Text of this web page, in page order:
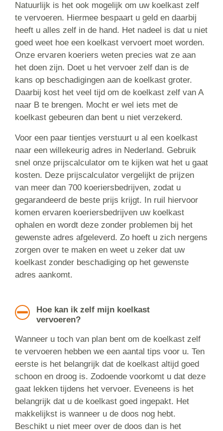
Natuurlijk is het ook mogelijk om uw koelkast zelf
te vervoeren. Hiermee bespaart u geld en daarbij
heeft u alles zelf in de hand. Het nadeel is dat u niet
goed weet hoe een koelkast vervoert moet worden.
Onze ervaren koeriers weten precies wat ze aan
het doen zijn. Doet u het vervoer zelf dan is de
kans op beschadigingen aan de koelkast groter.
Daarbij kost het veel tijd om de koelkast zelf van A
naar B te brengen. Mocht er wel iets met de
koelkast gebeuren dan bent u niet verzekerd.
Voor een paar tientjes verstuurt u al een koelkast
naar een willekeurig adres in Nederland. Gebruik
snel onze prijscalculator om te kijken wat het u gaat
kosten. Deze prijscalculator vergelijkt de prijzen
van meer dan 700 koeriersbedrijven, zodat u
gegarandeerd de beste prijs krijgt. In ruil hiervoor
komen ervaren koeriersbedrijven uw koelkast
ophalen en wordt deze zonder problemen bij het
gewenste adres afgeleverd. Zo hoeft u zich nergens
zorgen over te maken en weet u zeker dat uw
koelkast zonder beschadiging op het gewenste
adres aankomt.
Hoe kan ik zelf mijn koelkast
vervoeren?
Wanneer u toch van plan bent om de koelkast zelf
te vervoeren hebben we een aantal tips voor u. Ten
eerste is het belangrijk dat de koelkast altijd goed
schoon en droog is. Zodoende voorkomt u dat deze
gaat lekken tijdens het vervoer. Eveneens is het
belangrijk dat u de koelkast goed ingepakt. Het
makkelijkst is wanneer u de doos nog hebt.
Beschikt u niet meer over de doos dan is het